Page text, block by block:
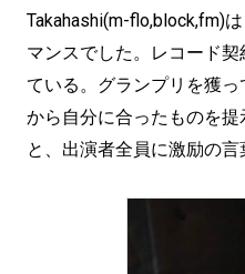
Takahashi(m-flo,block,fm)
マンスでした。レコード
ている。グランプリを獲
から自分に合ったものを提
と、出演者全員に激励の言